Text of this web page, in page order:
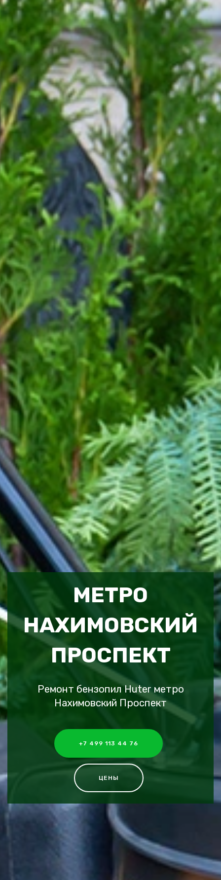
МЕТРО
НАХИМОВСКИЙ
ПРОСПЕКТ
Ремонт бензопил Huter метро
Нахимовский Проспект
+7 499 113 44 76
ЦЕНЫ